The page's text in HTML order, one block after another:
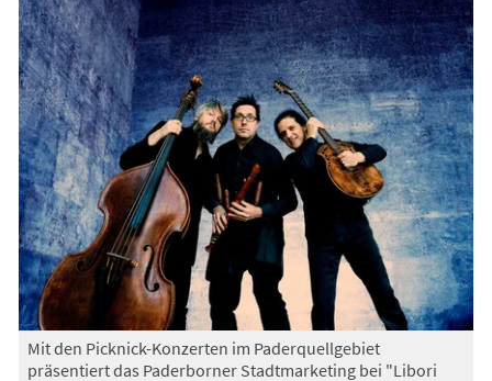
Mit den Picknick-Konzerten im Paderquellgebiet
präsentiert das Paderborner Stadtmarketing bei "Libori